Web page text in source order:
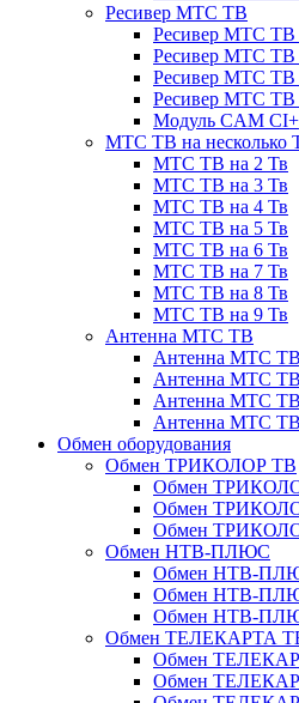
Ресивер МТС ТВ
Ресивер МТС ТВ
Ресивер МТС ТВ
Ресивер МТС ТВ
Ресивер МТС ТВ
Модуль CAM CI+
МТС ТВ на несколько
МТС ТВ на 2 Тв
МТС ТВ на 3 Тв
МТС ТВ на 4 Тв
МТС ТВ на 5 Тв
МТС ТВ на 6 Тв
МТС ТВ на 7 Тв
МТС ТВ на 8 Тв
МТС ТВ на 9 Тв
Антенна МТС ТВ
Антенна МТС
Антенна МТС
Антенна МТС
Антенна МТС
Обмен оборудования
Обмен ТРИКОЛОР ТВ
Обмен
Обмен
Обмен
Обмен НТВ-ПЛЮС
Обмен НТВ-
Обмен НТВ-
Обмен НТВ-
Обмен ТЕЛЕКАРТА
Обмен
Обмен